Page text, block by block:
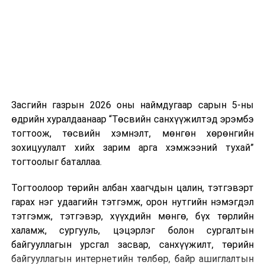
Шинэ хууль Францын зах зээлд үйлчилдэг гадаадын
дуудлагын төвүүдэд нөлөөлөхөөр байна. Тухайлбал,
Мароккогийн дуудлагын төвүүдийн орлогын 80 гаруй
хувь Францын зах зээлээс бүрддэг бөгөөд тус улсын
40–50 мянган ажлын байр эрсдэлд орж болзошгүйг
Засгийн газрын 2026 оны наймдугаар сарын 5-ны
өдрийн хуралдаанаар “Төсвийн санхүүжилтэд эрэмбэ
тогтоож, төсвийн хэмнэлт, мөнгөн хөрөнгийн
зохицуулалт хийх зарим арга хэмжээний тухай”
тогтоолыг баталлаа.
Тогтоолоор төрийн албан хаагчдын цалин, тэтгэвэрт
гарах нэг удаагийн тэтгэмж, орон нутгийн нэмэгдэл
тэтгэмж, тэтгэвэр, хүүхдийн мөнгө, бүх төрлийн
халамж, сургууль, цэцэрлэг болон сургалтын
байгууллагын урсгал засвар, санхүүжилт, төрийн
байгууллагын интернетийн төлбөр, байр ашиглалтын